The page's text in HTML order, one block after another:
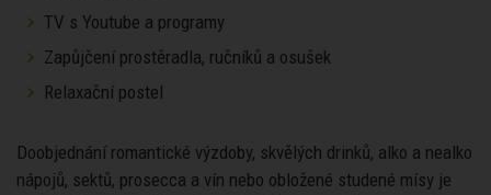
TV s Youtube a programy
Zapůjčení prostěradla, ručníků a osušek
Relaxační postel
Doobjednání romantické výzdoby, skvělých drinků, alko a nealko
nápojů, sektů, prosecca a vín nebo obložené studené mísy je